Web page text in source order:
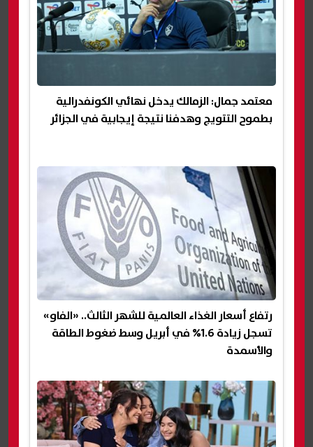
معتمد جمال: الزمالك يدخل نهائي الكونفدرالية
بطموح التتويج وهدفنا نتيجة إيجابية في الجزائر
رتفاع أسعار الغذاء العالمية للشهر الثالث.. «الفاو»
تسجل زيادة 1.6% في أبريل وسط ضغوط الطاقة
والأسمدة